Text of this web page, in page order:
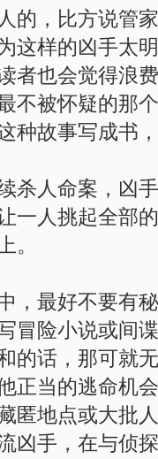
的，比方说管
这样的凶手太
者也会觉得浪
被怀疑的那
种故事写成书
杀人命案，凶
一人挑起全部
。
，最好不要有
冒险小说或间
的话，那可就
正当的逃命机
匿地点或大批
凶手，在与侦